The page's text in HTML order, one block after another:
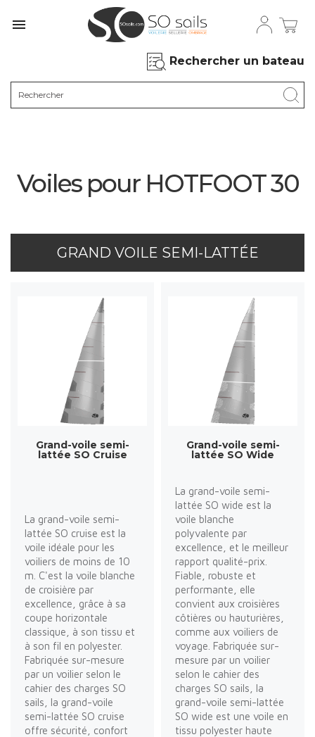

Rechercher un bateau
Voiles pour HOTFOOT 30
GRAND VOILE SEMI-LATTÉE
Grand-voile semi-
lattée SO Cruise
La grand-voile semi-
lattée SO cruise est la
voile idéale pour les
voiliers de moins de 10
m. C'est la voile blanche
de croisière par
excellence, grâce à sa
coupe horizontale
classique, à son tissu et
à son fil en polyester.
Fabriquée sur-mesure
par un voilier selon le
cahier des charges SO
sails, la grand-voile
semi-lattée SO cruise
offre sécurité, confort
Grand-voile semi-
lattée SO Wide
La grand-voile semi-
lattée SO wide est la
voile blanche
polyvalente par
excellence, et le meilleur
rapport qualité-prix.
Fiable, robuste et
performante, elle
convient aux croisières
côtières ou hauturières,
comme aux voiliers de
voyage. Fabriquée sur-
mesure par un voilier
selon le cahier des
charges SO sails, la
grand-voile semi-lattée
SO wide est une voile en
tissu polyester haute